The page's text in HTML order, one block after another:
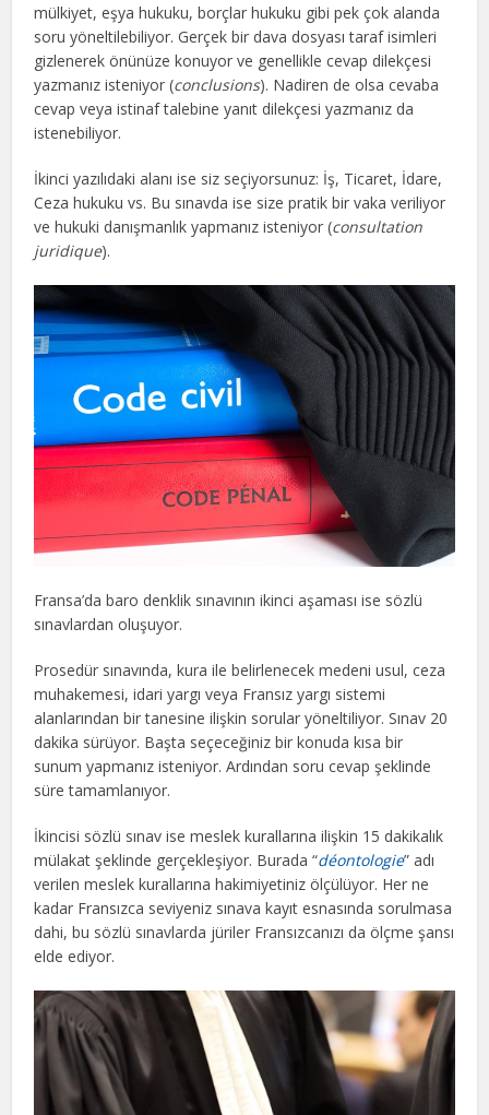
mülkiyet, eşya hukuku, borçlar hukuku gibi pek çok alanda
soru yöneltilebiliyor. Gerçek bir dava dosyası taraf isimleri
gizlenerek önünüze konuyor ve genellikle cevap dilekçesi
yazmanız isteniyor (conclusions). Nadiren de olsa cevaba
cevap veya istinaf talebine yanıt dilekçesi yazmanız da
istenebiliyor.
İkinci yazılıdaki alanı ise siz seçiyorsunuz: İş, Ticaret, İdare,
Ceza hukuku vs. Bu sınavda ise size pratik bir vaka veriliyor
ve hukuki danışmanlık yapmanız isteniyor (consultation
juridique).
Fransa’da baro denklik sınavının ikinci aşaması ise sözlü
sınavlardan oluşuyor.
Prosedür sınavında, kura ile belirlenecek medeni usul, ceza
muhakemesi, idari yargı veya Fransız yargı sistemi
alanlarından bir tanesine ilişkin sorular yöneltiliyor. Sınav 20
dakika sürüyor. Başta seçeceğiniz bir konuda kısa bir
sunum yapmanız isteniyor. Ardından soru cevap şeklinde
süre tamamlanıyor.
İkincisi sözlü sınav ise meslek kurallarına ilişkin 15 dakikalık
mülakat şeklinde gerçekleşiyor. Burada “déontologie” adı
verilen meslek kurallarına hakimiyetiniz ölçülüyor. Her ne
kadar Fransızca seviyeniz sınava kayıt esnasında sorulmasa
dahi, bu sözlü sınavlarda jüriler Fransızcanızı da ölçme şansı
elde ediyor.